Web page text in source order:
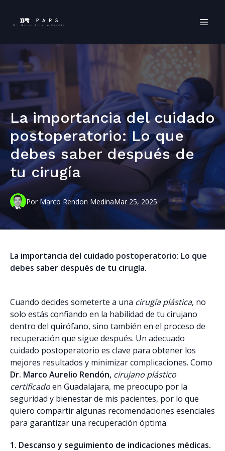
La importancia del cuidado
postoperatorio: Lo que
debes saber después de
tu cirugía
Mar 25, 2025
Por Marco Rendon Medina
La importancia del cuidado postoperatorio: Lo que
debes saber después de tu cirugía.
Cuando decides someterte a una cirugía plástica, no
solo estás confiando en la habilidad de tu cirujano
dentro del quirófano, sino también en el proceso de
recuperación que sigue después. Un adecuado
cuidado postoperatorio es clave para obtener los
mejores resultados y minimizar complicaciones. Como
Dr. Marco Aurelio Rendón, cirujano plástico
certificadoen Guadalajara, me preocupo por la
seguridad y bienestar de mis pacientes, por lo que
quiero compartir algunas recomendaciones esenciales
para garantizar una recuperación óptima.
1. Descanso y seguimiento de indicaciones médicas.